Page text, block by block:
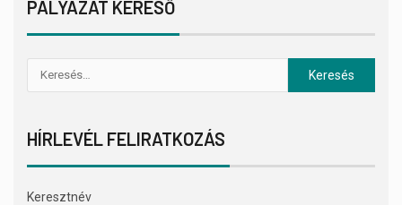
PÁLYÁZAT KERESŐ
HÍRLEVÉL FELIRATKOZÁS
Keresztnév